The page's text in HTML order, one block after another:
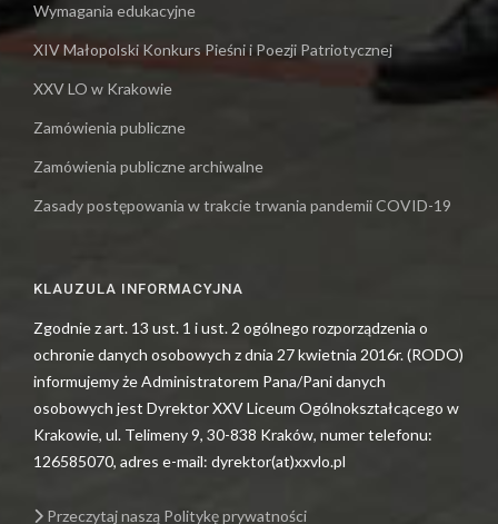
Wymagania edukacyjne
XIV Małopolski Konkurs Pieśni i Poezji Patriotycznej
XXV LO w Krakowie
Zamówienia publiczne
Zamówienia publiczne archiwalne
Zasady postępowania w trakcie trwania pandemii COVID-19
KLAUZULA INFORMACYJNA
Zgodnie z art. 13 ust. 1 i ust. 2 ogólnego rozporządzenia o
ochronie danych osobowych z dnia 27 kwietnia 2016r. (RODO)
informujemy że Administratorem Pana/Pani danych
osobowych jest Dyrektor XXV Liceum Ogólnokształcącego w
Krakowie, ul. Telimeny 9, 30-838 Kraków, numer telefonu:
126585070, adres e-mail: dyrektor(at)xxvlo.pl
Przeczytaj naszą Politykę prywatności